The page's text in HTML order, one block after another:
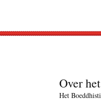
Over
Het